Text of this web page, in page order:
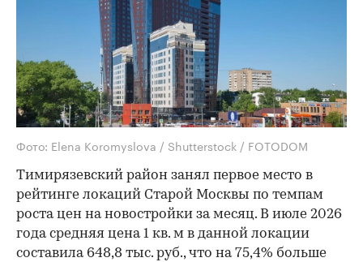
Фото: Elena Koromyslova / Shutterstock / FOTODOM
Тимирязевский район занял первое место в
рейтинге локаций Старой Москвы по темпам
роста цен на новостройки за месяц. В июле 2026
года средняя цена 1 кв. м в данной локации
составила 648,8 тыс. руб., что на 75,4% больше